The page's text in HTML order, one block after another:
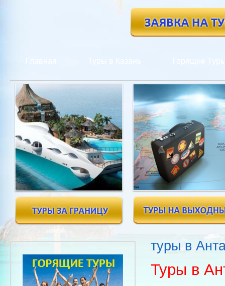
туры в
Туры в